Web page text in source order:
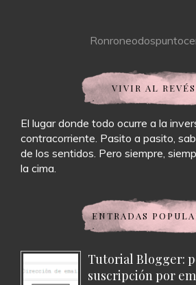
VIVIR AL REVÉS
El lugar donde todo ocurre a la
contracorriente. Pasito a pasito,
de los sentidos. Pero siempre,
la cima.
ENTRADAS
Tutorial Blogger:
suscripción por